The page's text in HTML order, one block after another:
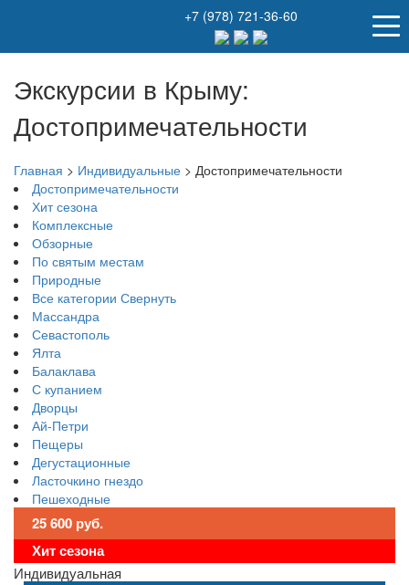
+7 (978) 721-36-60
Экскурсии в Крыму:
Достопримечательности
Главная > Индивидуальные > Достопримечательности
Достопримечательности
Хит сезона
Комплексные
Обзорные
По святым местам
Природные
Все категории Свернуть
Массандра
Севастополь
Ялта
Балаклава
С купанием
Дворцы
Ай-Петри
Пещеры
Дегустационные
Ласточкино гнездо
Пешеходные
25 600 руб.
Хит сезона
Индивидуальная